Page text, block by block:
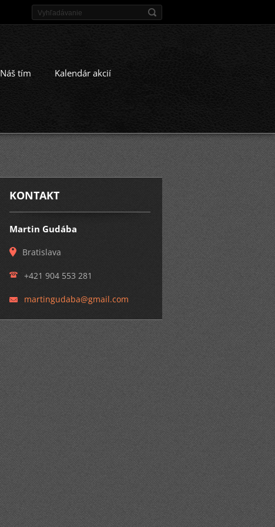
Náš tím Kalendár akcií
KONTAKT
Martin Gudába
Bratislava
+421 904 553 281
martingudaba@gmail.com